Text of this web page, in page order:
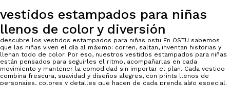
vestidos estampados para niñas
llenos de color y diversión
descubre los vestidos estampados para niñas ostu En OSTU sabemos
que las niñas viven el día al máximo: corren, saltan, inventan historias y
llenan todo de color. Por eso, nuestros vestidos estampados para niñas
están pensados para seguirles el ritmo, acompañarlas en cada
movimiento y mantener la comodidad sin importar el plan. Cada vestido
combina frescura, suavidad y diseños alegres, con prints llenos de
personajes, colores y detalles que hacen de cada prenda algo especial.